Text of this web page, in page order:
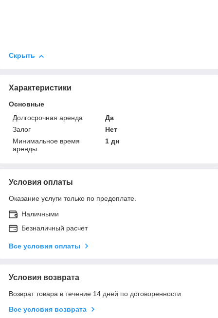
Скрыть
Характеристики
Основные
Долгосрочная аренда
Да
Залог
Нет
Минимальное время
аренды
1 дн
Условия оплаты
Оказание услуги только по предоплате.
Наличными
Безналичный расчет
Все условия оплаты
Условия возврата
Возврат товара в течение 14 дней по договоренности
Все условия возврата